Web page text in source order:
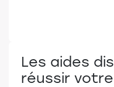
Les aides
réussir